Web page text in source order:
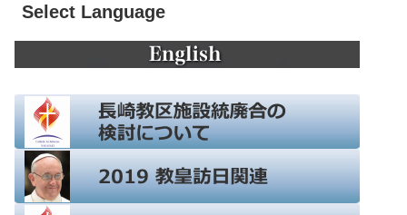
Select Language